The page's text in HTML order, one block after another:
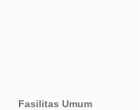
Fasilitas Umum